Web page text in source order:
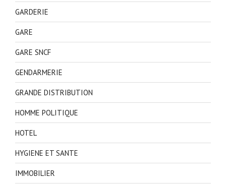
GARDERIE
GARE
GARE SNCF
GENDARMERIE
GRANDE DISTRIBUTION
HOMME POLITIQUE
HOTEL
HYGIENE ET SANTE
IMMOBILIER